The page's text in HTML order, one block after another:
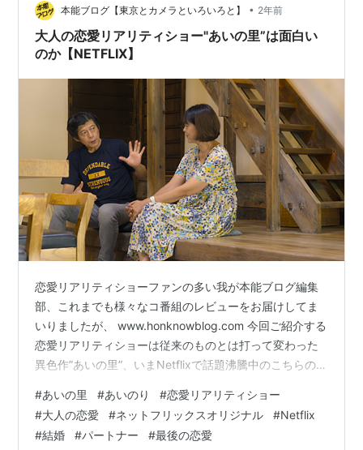
本能ブログ【東京とカメラといろいろと】 • 2年前
大人の恋愛リアリティショー"あいの里”は面白い
のか【NETFLIX】
恋愛リアリティショーファンの多い我が本能ブログ編集
部、これまでも様々なコ番組のレビューをお届けしてま
いりましたが、 www.honknowblog.com 今回ご紹介する
恋愛リアリティショーは従来のものとは打って変わった
異色作”あいの里”、いまNetflixで話題沸騰中のこちらの作
ます。 あいの里 www.youtube.com 1999年にスタート
した恋愛バラエティ"あいのり”は、男女数人がラブワゴン
と呼ばれるバスに乗って、世界各地を旅しながら、お互
#あいの里 #あいのり #恋愛リアリティショー
#大人の恋愛 #ネットフリックスオリジナル #Netflix
#結婚 #パートナー #最後の恋愛